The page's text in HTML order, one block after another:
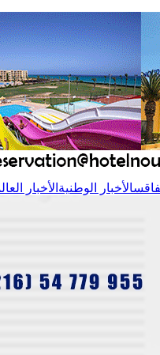
الأخبار الوطنية الأخبار